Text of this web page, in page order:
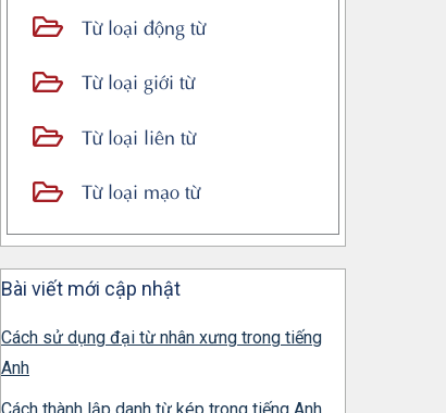
Từ loại động từ
Từ loại giới từ
Từ loại liên từ
Từ loại mạo từ
Bài viết mới cập nhật
Cách sử dụng đại từ nhân xưng trong tiếng
Anh
Cách thành lập danh từ kép trong tiếng Anh